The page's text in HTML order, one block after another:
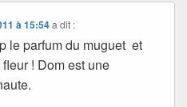
à 15:54 a dit :
le parfum du muguet et
! Dom est une